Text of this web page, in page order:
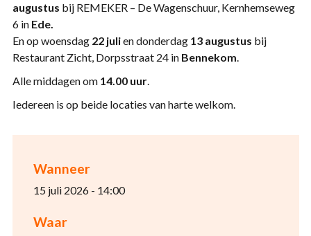
Wanneer
15 juli 2026 - 14:00
Waar
augustus bij REMEKER – De Wagenschuur, Kernhemseweg
6 in Ede.
En op woensdag 22 julien donderdag 13 augustus bij
Restaurant Zicht, Dorpsstraat 24 in Bennekom.
Alle middagen om 14.00 uur.
Iedereen is op beide locaties van harte welkom.